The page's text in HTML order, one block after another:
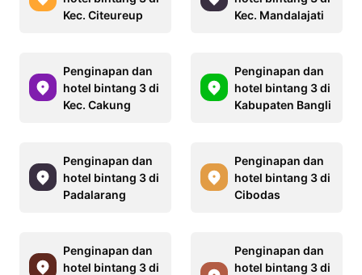
Kec. Citeureup
Kec. Mandalajati
Penginapan dan
hotel bintang 3 di
Kec. Cakung
Penginapan dan
hotel bintang 3 di
Kabupaten Bangli
Penginapan dan
hotel bintang 3 di
Padalarang
Penginapan dan
hotel bintang 3 di
Cibodas
Penginapan dan
hotel bintang 3 di
Penginapan dan
hotel bintang 3 di